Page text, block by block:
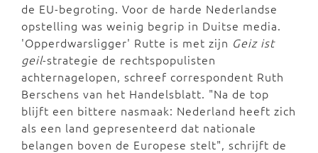
de EU-begroting. Voor de harde Nederlandse
opstelling was weinig begrip in Duitse media.
'Opperdwarsligger' Rutte is met zijn Geiz ist
geil-strategie de rechtspopulisten
achternagelopen, schreef correspondent Ruth
Berschens van het Handelsblatt. "Na de top
blijft een bittere nasmaak: Nederland heeft zich
als een land gepresenteerd dat nationale
belangen boven de Europese stelt", schrijft de